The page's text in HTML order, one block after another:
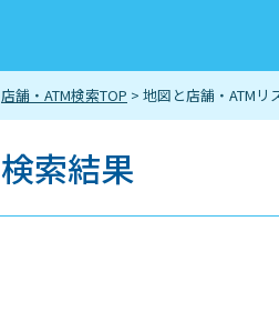
店舗・ATM検索TOP > 地図と店舗・ATMリ
検索結果